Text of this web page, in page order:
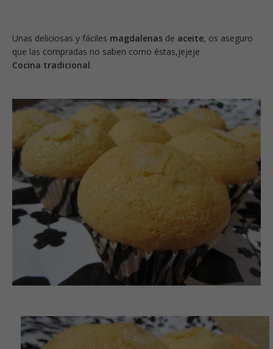
Unas deliciosas y fáciles magdalenas de aceite, os aseguro
que las compradas no saben como éstas,jejeje
Cocina tradicional.